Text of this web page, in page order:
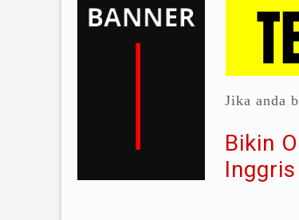
Jika anda
Bikin
Inggris